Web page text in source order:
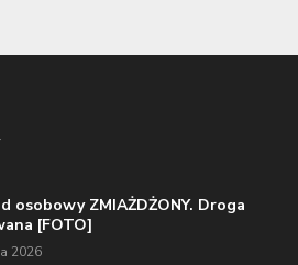
osobowy ZMIAŻDŻONY. Droga
[FOTO]
2026